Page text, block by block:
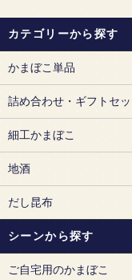
カテゴリーから探す
かまぼこ単品
詰め合わせ・ギフトセッ
細工かまぼこ
地酒
だし昆布
シーンから探す
ご自宅用のかまぼこ